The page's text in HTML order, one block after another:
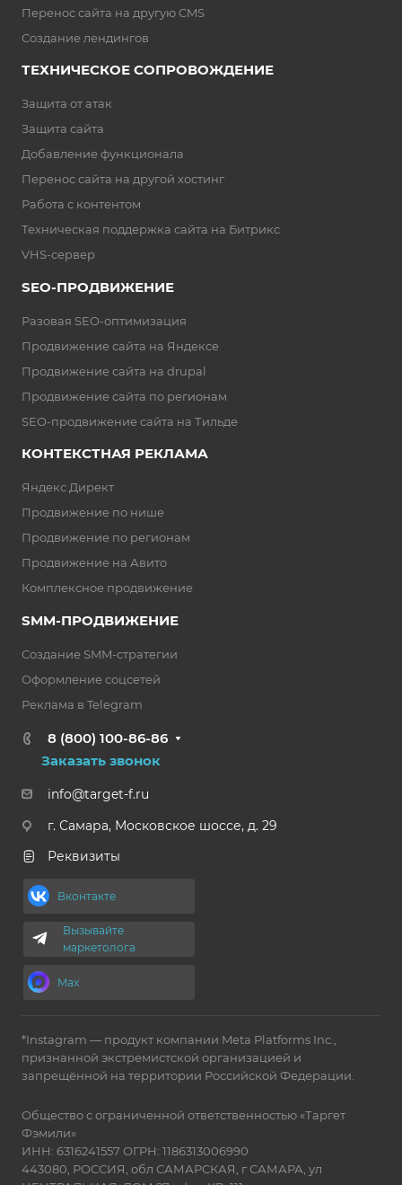
Перенос сайта на другую CMS
Создание лендингов
ТЕХНИЧЕ СКОЕ СОПРОВОЖДЕНИЕ
Защита от атак
Защита сайта
Добавление функционала
Перенос сайта на другой хостинг
Работа с контентом
Техническая поддержка сайта на Битрикс
VHS-сервер
SEO-ПРОДВИЖЕНИЕ
Разовая SEO-оптимизация
Продвижение сайта на Яндексе
Продвижение сайта на drupal
Продвижение сайта по регионам
SEO-продвижение сайта на Тильде
КОНТЕКСТНАЯ РЕКЛАМА
Яндекс Директ
Продвижение по нише
Продвижение по регионам
Продвижение на Авито
Комплексное продвижение
SMM-ПРОДВИЖЕНИЕ
Создание SMM-стратегии
Оформление соцсетей
Реклама в Telegram
8 (800) 100-86-86
Заказать звонок
info@target-f.ru
г. Самара, Московское шоссе, д. 29
Реквизиты
Вконтакте
Вызывайте
маркетолога
Max
*Instagram — продукт компании Meta Platforms Inc.,
признанной экстремистской организацией и
запрещённой на территории Российской Федерации.
Общество с ограниченной ответственностью «Таргет
Фэмили»
ИНН: 6316241557 ОГРН: 1186313006990
443080, РОССИЯ, обл САМАРСКАЯ, г САМАРА, ул